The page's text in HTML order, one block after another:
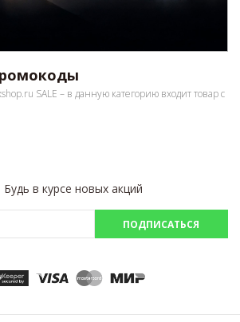
SALE – в данную категорию входит товар с
Будь в курсе новых акций
ПОДПИСАТЬСЯ